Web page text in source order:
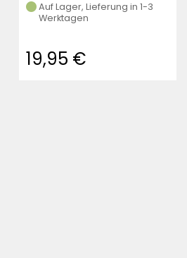
Auf Lager, Lieferung in 1-3
Werktagen
19,95 €